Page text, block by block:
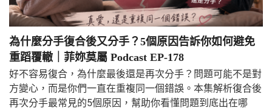
為什麼分手復合後又分手？5個原因告訴你如何避免
重蹈覆轍｜菲妳莫屬 Podcast EP-178
好不容易復合，為什麼最後還是再次分手？問題可能不是對
方變心，而是你們一直在重複同一個錯誤。本集解析復合後
再次分手最常見的5個原因，幫助你看懂問題到底出在哪